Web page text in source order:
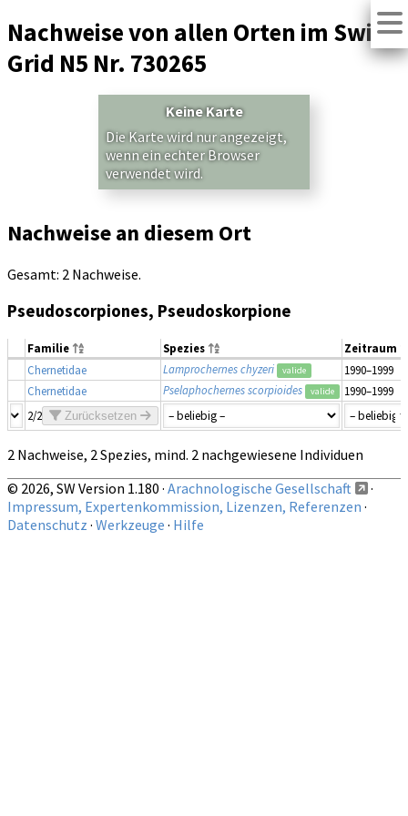
Nachweise von allen Orten im Swiss
Grid N5 Nr. 730265
Keine Karte
Die Karte wird nur angezeigt,
wenn ein echter Browser
verwendet wird.
Nachweise an diesem Ort
Gesamt: 2 Nachweise.
Pseudoscorpiones, Pseudoskorpione
Familie Spezies
Zeitraum
Chernetidae
Lamprochernes chyzeri valide
1990–1999
Chernetidae
Pselaphochernes scorpioides valide
1990–1999
2/2
Zurücksetzen
2 Nachweise, 2 Spezies, mind. 2 nachgewiesene Individuen
© 2026, SW Version 1.180 · Arachnologische Gesellschaft
·
Impressum, Expertenkommission, Lizenzen, Referenzen ·
Datenschutz · Werkzeuge · Hilfe